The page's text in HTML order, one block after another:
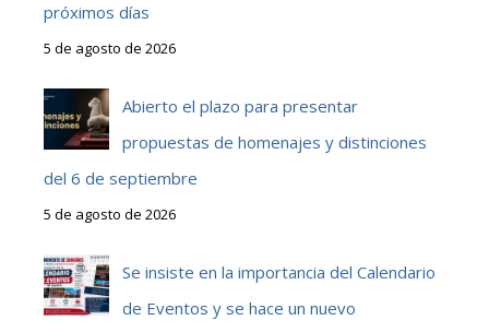
próximos días
5 de agosto de 2026
Abierto el plazo para presentar
propuestas de homenajes y distinciones
del 6 de septiembre
5 de agosto de 2026
Se insiste en la importancia del Calendario
de Eventos y se hace un nuevo